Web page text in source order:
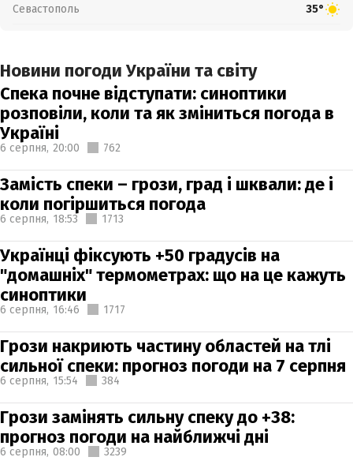
Севастополь 35°
Новини погоди України та світу
Спека почне відступати: синоптики
розповіли, коли та як зміниться погода в
Україні
6 серпня, 20:00 762
Замість спеки – грози, град і шквали: де і
коли погіршиться погода
6 серпня, 18:53 1713
Українці фіксують +50 градусів на
"домашніх" термометрах: що на це кажуть
синоптики
6 серпня, 16:46 1717
Грози накриють частину областей на тлі
сильної спеки: прогноз погоди на 7 серпня
6 серпня, 15:54 384
Грози замінять сильну спеку до +38:
прогноз погоди на найближчі дні
6 серпня, 08:00 3239